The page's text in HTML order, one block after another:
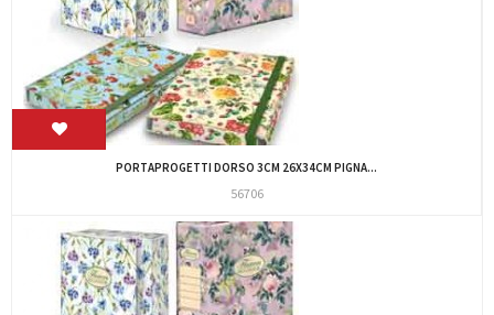
PORTAPROGETTI DORSO 3CM 26X34CM PIGNA...
56706